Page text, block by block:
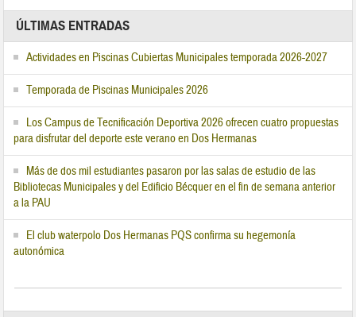
ÚLTIMAS ENTRADAS
Actividades en Piscinas Cubiertas Municipales temporada 2026-2027
Temporada de Piscinas Municipales 2026
Los Campus de Tecnificación Deportiva 2026 ofrecen cuatro propuestas
para disfrutar del deporte este verano en Dos Hermanas
Más de dos mil estudiantes pasaron por las salas de estudio de las
Bibliotecas Municipales y del Edificio Bécquer en el fin de semana anterior
a la PAU
El club waterpolo Dos Hermanas PQS confirma su hegemonía
autonómica